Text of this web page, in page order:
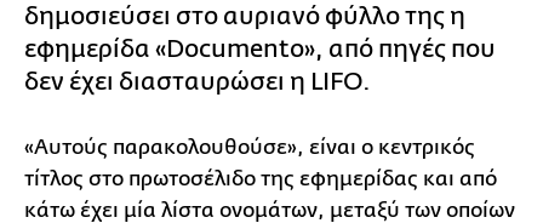
δημοσιεύσει στο αυριανό φύλλο της η
εφημερίδα «Documento», από πηγές που
δεν έχει διασταυρώσει η LIFO.
«Αυτούς παρακολουθούσε», είναι ο κεντρικός
τίτλος στο πρωτοσέλιδο της εφημερίδας και από
κάτω έχει μία λίστα ονομάτων, μεταξύ των οποίων